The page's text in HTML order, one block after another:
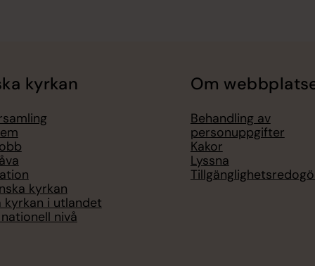
kyrkan
kyrkan
kyrkan i utlandet
nivå
Om
Behandling av
personuppgifter
Kakor
Lyssna